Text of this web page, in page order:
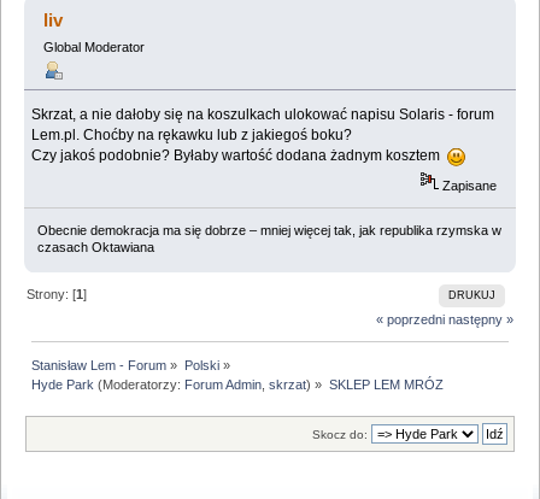
liv
Global Moderator
Skrzat, a nie dałoby się na koszulkach ulokować napisu Solaris - forum
Lem.pl. Choćby na rękawku lub z jakiegoś boku?
Czy jakoś podobnie? Byłaby wartość dodana żadnym kosztem
Zapisane
Obecnie demokracja ma się dobrze – mniej więcej tak, jak republika rzymska w
czasach Oktawiana
DRUKUJ
Strony: [1]
« poprzedni następny »
Stanisław Lem - Forum » Polski»
Hyde Park (Moderatorzy: Forum Admin ,skrzat) » SKLEP LEM MRÓZ
Skocz do: